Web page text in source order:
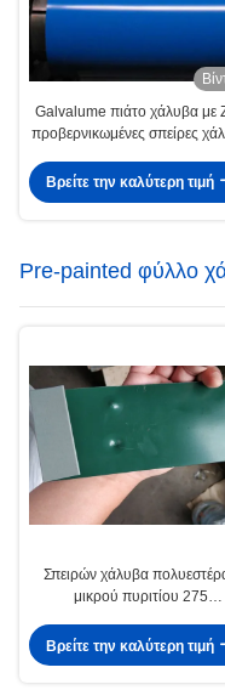
Galvalume πιάτο χάλυβα με
προβερνικωμένες σπείρες
στις παλτό
Βρείτε την καλύτερη τιμή
Pre-painted φύλλο
Σπειρών χάλυβα
μικρού πυριτίου 275
επιστρώματος
G/M2/εγχυτήρας ΜΒ, Τ
Βρείτε την καλύτερη τιμή